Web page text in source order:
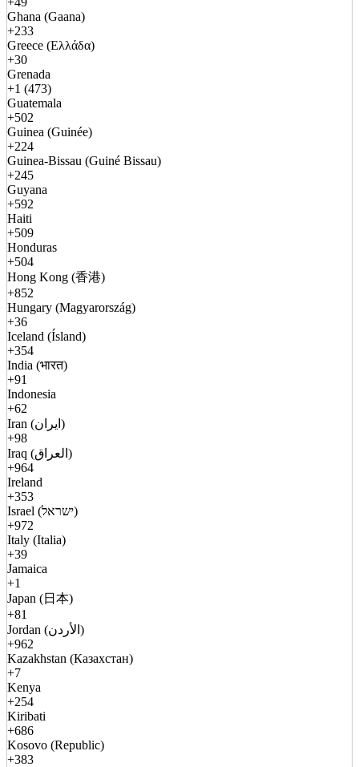
Ghana (Gaana)
+233
Greece (Ελλάδα)
+30
Grenada
+1 (473)
Guatemala
+502
Guinea (Guinée)
+224
Guinea-Bissau (Guiné Bissau)
+245
Guyana
+592
Haiti
+509
Honduras
+504
Hong Kong (香港)
+852
Hungary (Magyarország)
+36
Iceland (Ísland)
+354
India (भारत)
+91
Indonesia
+62
Iran (ایران)
+98
Iraq (العراق)
+964
Ireland
+353
Israel (ישראל)
+972
Italy (Italia)
+39
Jamaica
+1
Japan (日本)
+81
Jordan (الأردن)
+962
Kazakhstan (Казахстан)
+7
Kenya
+254
Kiribati
+686
Kosovo (Republic)
+383